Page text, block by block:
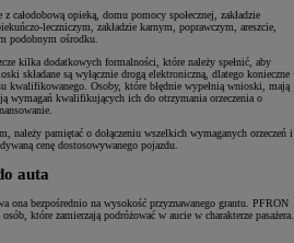
całodobową opieką, domu pomocy społecznej, zakładzie
leczniczym, zakładzie karnym, poprawczym, areszcie,
podobnym ośrodku.
kilka dodatkowych formalności, które należy spełnić, aby
składane są wyłącznie drogą elektroniczną, dlatego konieczne
kwalifikowanego. Osoby, które błędnie wypełnią wnioski, mają
wymagań kwalifikujących ich do otrzymania orzeczenia o
należy pamiętać o dołączeniu wszelkich wymaganych orzeczeń i
cenę dostosowywanego pojazdu.
auta
ona bezpośrednio na wysokość przyznawanego grantu. PFRON
które zamierzają podróżować w aucie w charakterze pasażera.